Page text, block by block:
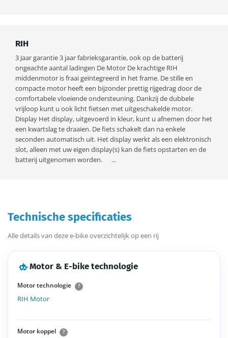
RIH
3 Jaar garantie 3 jaar fabrieksgarantie, ook op de batterij
ongeachte aantal ladingen De Motor De krachtige RIH
middenmotor is fraai geïntegreerd in het frame. De stille en
compacte motor heeft een bijzonder prettig rijgedrag door de
comfortabele vloeiende ondersteuning. Dankzij de dubbele
vrijloop kunt u ook licht fietsen met uitgeschakelde motor.
Display Het display, uitgevoerd in kleur, kunt u afnemen door het
een kwartslag te draaien. De fiets schakelt dan na enkele
seconden automatisch uit. Het display werkt als een elektronisch
slot, alleen met uw eigen display(s) kan de fiets opstarten en de
batterij uitgenomen worden. ...
Technische specificaties
Alle details van deze e-bike overzichtelijk op een rij
Motor & E-bike technologie
Motor technologie ?
RIH Motor
Motor koppel ?